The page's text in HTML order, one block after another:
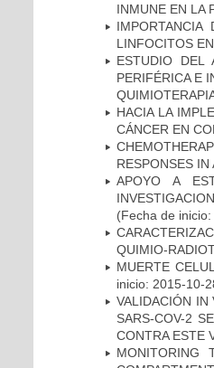
INMUNE EN LA
LINFOCITOS
ESTUDIO DEL
PERIFÉRICA E
HACIA LA
CÁNCER EN
RESPONSES IN
APOYO A
(Fecha de
QUIMIO-
MUERTE
inicio: 2015-10-
VALIDACIÓN IN
SARS-COV-2
CONTRA ESTE
MONITORING